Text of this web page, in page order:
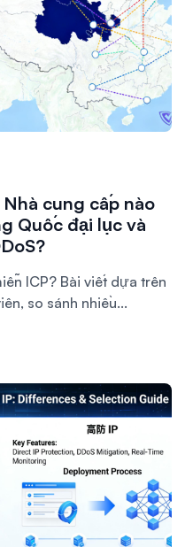
cung cấp nào
Quốc đại lục và
ICP? Bài viết dựa trên
so sánh nhiều...